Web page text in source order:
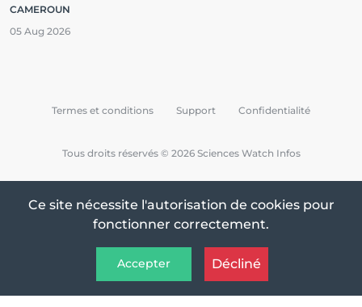
CAMEROUN
05 Aug 2026
Tous droits réservés © 2026 Sciences Watch Infos
Termes et conditions Support Confidentialité
Ce site nécessite l'autorisation de cookies pour
fonctionner correctement.
Accepter Décliné